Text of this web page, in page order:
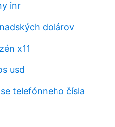
inr
dolárov
x11
usd
telefónneho čísla